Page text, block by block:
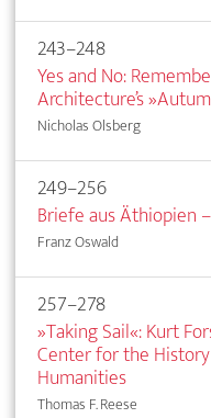
243–248
Yes and No:
Architecture’s
Nicholas Olsberg
249–256
Briefe aus Äthiopien
Franz Oswald
257–278
»Taking Sail«: Kurt
Center for the
Humanities
Thomas F. Reese